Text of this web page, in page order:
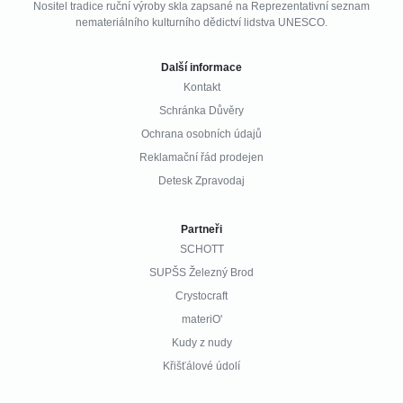
Nositel tradice ruční výroby skla zapsané na Reprezentativní seznam
nemateriálního kulturního dědictví lidstva UNESCO.
Další informace
Kontakt
Schránka Důvěry
Ochrana osobních údajů
Reklamační řád prodejen
Detesk Zpravodaj
Partneři
SCHOTT
SUPŠS Železný Brod
Crystocraft
materiO'
Kudy z nudy
Křišťálové údolí